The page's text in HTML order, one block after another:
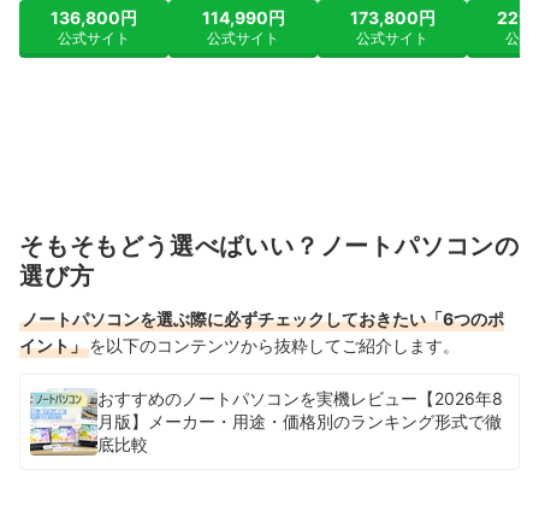
136,800円
公式サイト
114,990円
公式サイト
173,800円
公式サイト 公式
そもそもどう選べばいい？ノートパソコンの
選び方
ノートパソコンを選ぶ際に必ずチェックしておきたい「6つのポ
イント」を以下のコンテンツから抜粋してご紹介します。
おすすめのノートパソコンを実機レビュー【2026年8
月版】メーカー・用途・価格別のランキング形式で徹
底比較